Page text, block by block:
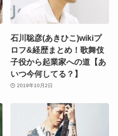
石川聡彦(あきひこ)wikiプ
ロフ&経歴まとめ！歌舞伎
子役から起業家への道【あ
いつ今何してる？】
2019年10月2日